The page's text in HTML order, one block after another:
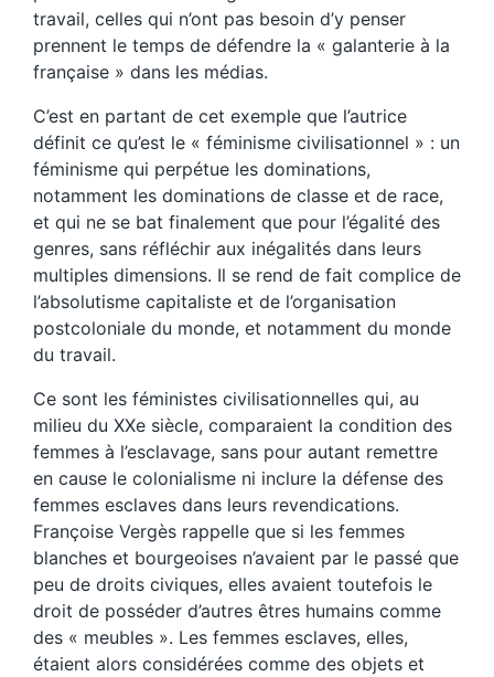
travail, celles qui n’ont pas besoin d’y penser
prennent le temps de défendre la « galanterie à la
française » dans les médias.
C’est en partant de cet exemple que l’autrice
définit ce qu’est le « féminisme civilisationnel » : un
féminisme qui perpétue les dominations,
notamment les dominations de classe et de race,
et qui ne se bat finalement que pour l’égalité des
genres, sans réfléchir aux inégalités dans leurs
multiples dimensions. Il se rend de fait complice de
l’absolutisme capitaliste et de l’organisation
postcoloniale du monde, et notamment du monde
du travail.
Ce sont les féministes civilisationnelles qui, au
milieu du XXe siècle, comparaient la condition des
femmes à l’esclavage, sans pour autant remettre
en cause le colonialisme ni inclure la défense des
femmes esclaves dans leurs revendications.
Françoise Vergès rappelle que si les femmes
blanches et bourgeoises n’avaient par le passé que
peu de droits civiques, elles avaient toutefois le
droit de posséder d’autres êtres humains comme
des « meubles ». Les femmes esclaves, elles,
étaient alors considérées comme des objets et